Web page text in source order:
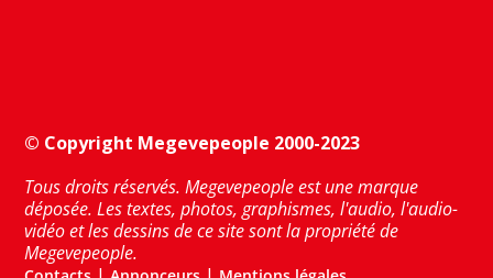
© Copyright Megevepeople 2000-2023
Tous droits réservés. Megevepeople est une marque
déposée. Les textes, photos, graphismes, l'audio, l'audio-
vidéo et les dessins de ce site sont la propriété de
Megevepeople.